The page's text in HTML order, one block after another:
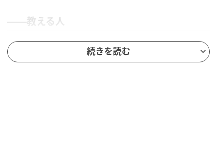
――教える人
「高山大さん 「メゼババ」オーナーシェフ」
続きを読む